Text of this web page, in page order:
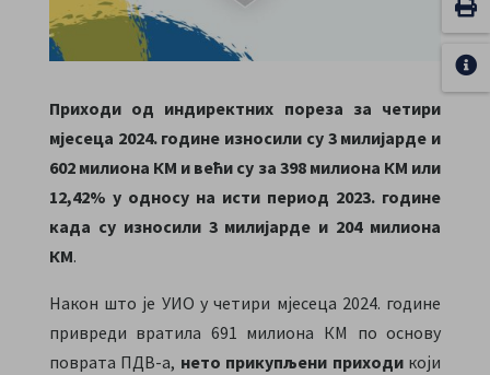
Приходи од индиректних пореза за четири
мјесеца 2024. године износили су 3 милијарде и
602 милиона КМ и већи су за 398 милиона КМ или
12,42% у односу на исти период 2023. године
када су износили 3 милијарде и 204 милиона
КМ.
Након што је УИО у четири мјесеца 2024. године
привреди вратила 691 милиона КМ по основу
поврата ПДВ-а, нето прикупљени приходикоји